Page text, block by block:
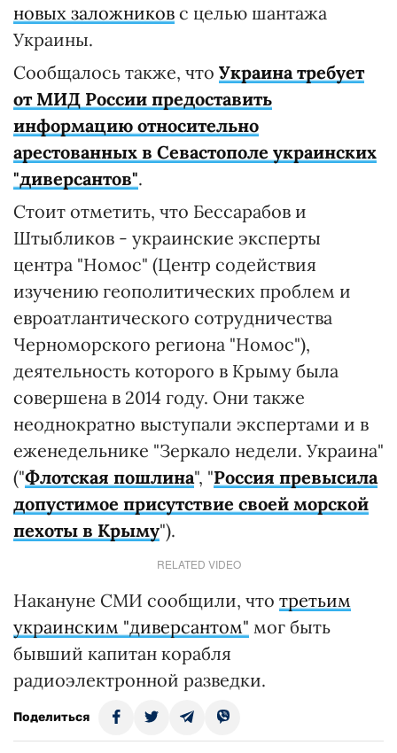
новых заложников с целью шантажа
Украины.
Сообщалось также, что Украина требует
от МИД России предоставить
информацию относительно
арестованных в Севастополе украинских
"диверсантов".
Стоит отметить, что Бессарабов и
Штыбликов - украинские эксперты
центра "Номос" (Центр содействия
изучению геополитических проблем и
евроатлантического сотрудничества
Черноморского региона "Номос"),
деятельность которого в Крыму была
совершена в 2014 году. Они также
неоднократно выступали экспертами и в
еженедельнике "Зеркало недели. Украина"
("Флотская пошлина", "Россия превысила
допустимое присутствие своей морской
пехоты в Крыму").
RELATED VIDEO
Накануне СМИ сообщили, что третьим
украинским "диверсантом" мог быть
бывший капитан корабля
радиоэлектронной разведки.
Поделиться